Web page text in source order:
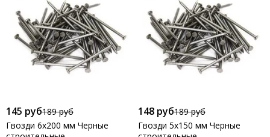
Перфоленты
Петли
Пластины
Потолочные опоры
Подвесы
Саморезы
Скобы
145 руб189 руб
Гвозди 6х200 мм Черные
148 руб189 руб
Гвозди 5х150 мм Черные